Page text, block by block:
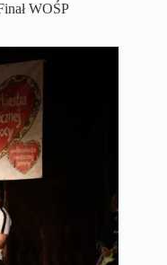
WOŚP